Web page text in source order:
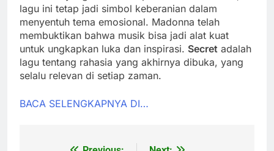
lagu ini tetap jadi simbol keberanian dalam
menyentuh tema emosional. Madonna telah
membuktikan bahwa musik bisa jadi alat kuat
untuk ungkapkan luka dan inspirasi. Secret adalah
lagu tentang rahasia yang akhirnya dibuka, yang
selalu relevan di setiap zaman.
BACA SELENGKAPNYA DI…